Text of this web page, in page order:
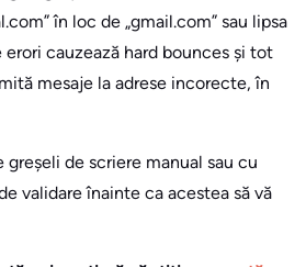
în loc de „gmail.com” sau lipsa
erori cauzează hard bounces și tot
mesaje la adrese incorecte, în
de scriere manual sau cu
validare înainte ca acestea să vă